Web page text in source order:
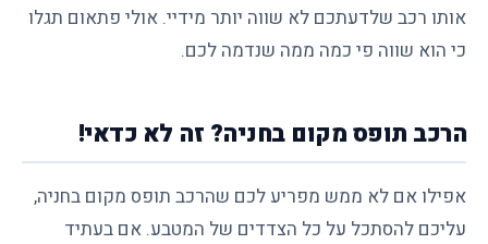
אותו רכב שלדעתכם לא שווה יותר מידיי. אולי פתאום תגלו
כי הוא שווה פי כמה ממה שנדמה לכם.
הרכב תופס מקום בחניה? זה לא כדאי!
אפילו אם לא ממש מפריע לכם שהרכב תופס מקום בחניה,
עליכם להסתכל על כל הצדדים של המטבע. אם בעתיד